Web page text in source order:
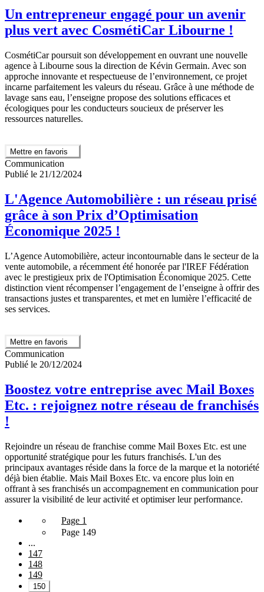
Un entrepreneur engagé pour un avenir
plus vert avec CosmétiCar Libourne !
CosmétiCar poursuit son développement en ouvrant une nouvelle
agence à Libourne sous la direction de Kévin Germain. Avec son
approche innovante et respectueuse de l’environnement, ce projet
incarne parfaitement les valeurs du réseau. Grâce à une méthode de
lavage sans eau, l’enseigne propose des solutions efficaces et
écologiques pour les conducteurs soucieux de préserver les
ressources naturelles.
Mettre en favoris
Communication
Publié le 21/12/2024
L'Agence Automobilière : un réseau prisé
grâce à son Prix d’Optimisation
Économique 2025 !
L’Agence Automobilière, acteur incontournable dans le secteur de la
vente automobile, a récemment été honorée par l'IREF Fédération
avec le prestigieux prix de l'Optimisation Économique 2025. Cette
distinction vient récompenser l’engagement de l’enseigne à offrir des
transactions justes et transparentes, et met en lumière l’efficacité de
ses services.
Mettre en favoris
Communication
Publié le 20/12/2024
Boostez votre entreprise avec Mail Boxes
Etc. : rejoignez notre réseau de franchisés
!
Rejoindre un réseau de franchise comme Mail Boxes Etc. est une
opportunité stratégique pour les futurs franchisés. L'un des
principaux avantages réside dans la force de la marque et la notoriété
déjà bien établie. Mais Mail Boxes Etc. va encore plus loin en
offrant à ses franchisés un accompagnement en communication pour
assurer la visibilité de leur activité et optimiser leur performance.
Page 1
Page 149
...
147
148
149
150